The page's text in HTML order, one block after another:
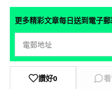
更多精彩文章每日送到電子
讚好0